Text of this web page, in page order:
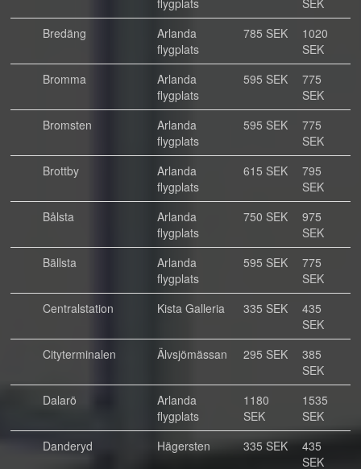
flygplats
SEK
Bredäng
Arlanda
flygplats
785 SEK
1020
SEK
Bromma
Arlanda
flygplats
595 SEK
775
SEK
Bromsten
Arlanda
flygplats
595 SEK
775
SEK
Brottby
Arlanda
flygplats
615 SEK
795
SEK
Bålsta
Arlanda
flygplats
750 SEK
975
SEK
Bällsta
Arlanda
flygplats
595 SEK
775
SEK
Centralstation
Kista Galleria 335 SEK
435
SEK
Cityterminalen
Älvsjömässan 295 SEK
385
SEK
Dalarö
Arlanda
flygplats
1180
SEK
1535
SEK
Danderyd
Hägersten 335 SEK
435
SEK